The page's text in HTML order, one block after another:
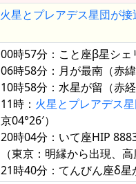
火星とプレアデス星団が接
00時57分：こと座β星シェ
06時58分：月が最南（赤緯-
10時58分：水星が留（赤経
11時： 火星とプレアデス
京04°26′）
20時04分：いて座HIP
（東京：明縁から出現、高
21時40分：てんびん座δ星